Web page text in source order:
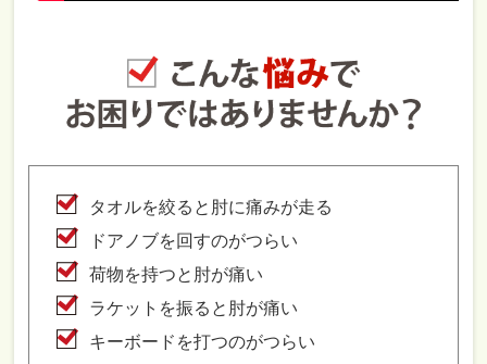
タオルを絞ると肘に痛みが走る
ドアノブを回すのがつらい
荷物を持つと肘が痛い
ラケットを振ると肘が痛い
キーボードを打つのがつらい